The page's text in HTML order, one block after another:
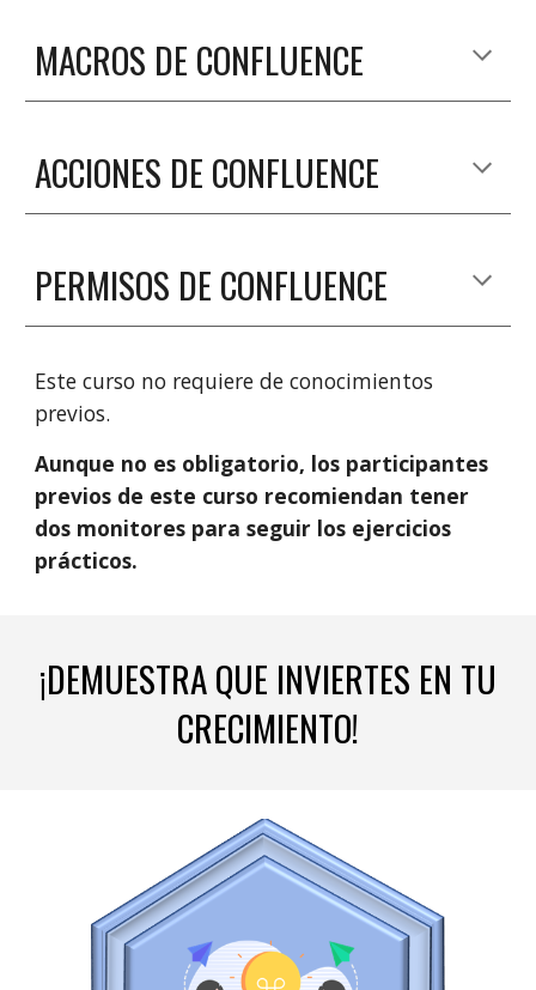
MACROS DE CONFLUENCE
ACCIONES DE CONFLUENCE
PERMISOS DE CONFLUENCE
Este curso no requiere de conocimientos
previos.
Aunque no es obligatorio, los participantes
previos de este curso recomiendan tener
dos monitores para seguir los ejercicios
prácticos.
¡DEMUESTRA QUE INVIERTES EN TU
CRECIMIENTO!